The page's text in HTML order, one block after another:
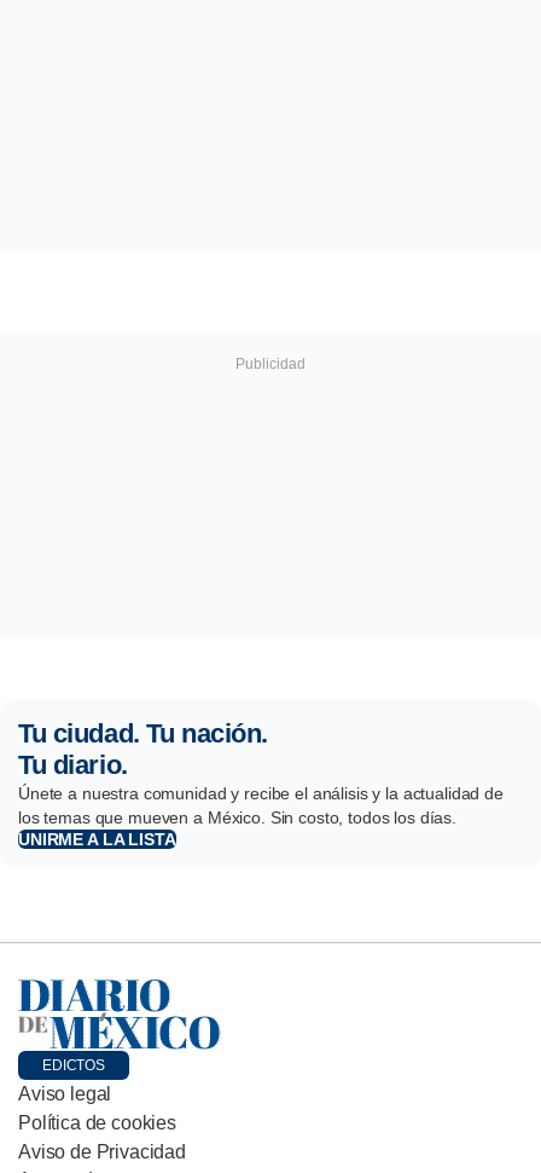
Tu ciudad. Tu nación.
Tu diario.
Únete a nuestra comunidad y recibe el análisis y la actualidad de
los temas que mueven a México. Sin costo, todos los días.
UNIRME A LA LISTA
EDICTOS
Aviso legal
Política de cookies
Aviso de Privacidad